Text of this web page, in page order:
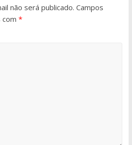
não será publicado. Campos
*